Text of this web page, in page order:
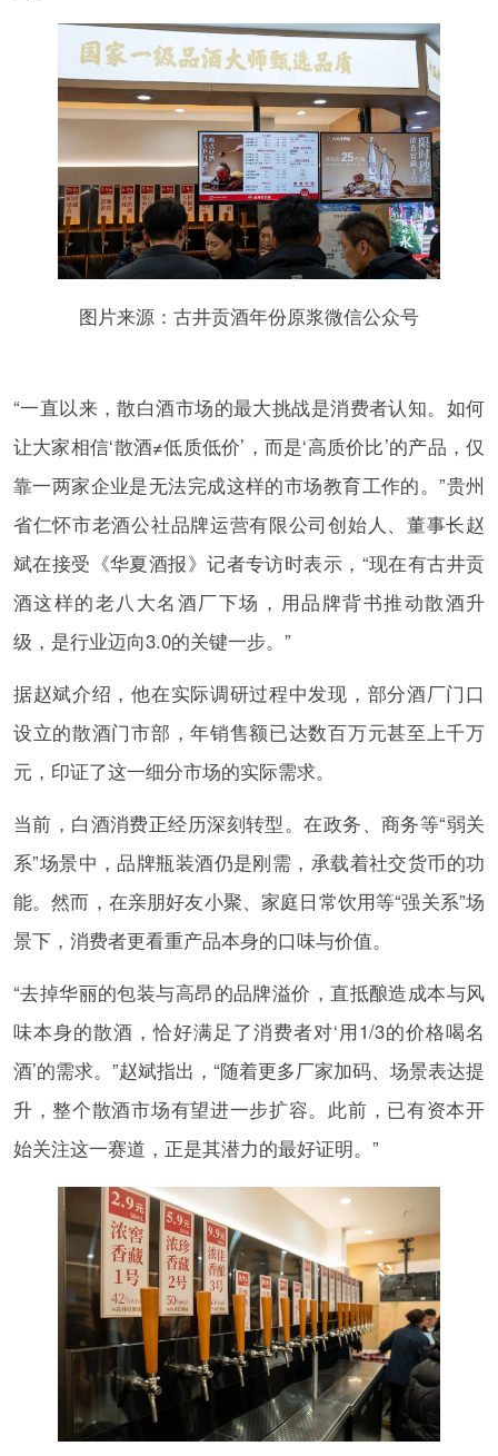
图片来源：古井贡酒年份原浆微信公众号
“一直以来，散白酒市场的最大挑战是消费者认知。如何
让大家相信‘散酒≠低质低价’，而是‘高质价比’的产品，仅
靠一两家企业是无法完成这样的市场教育工作的。”贵州
省仁怀市老酒公社品牌运营有限公司创始人、董事长赵
斌在接受《华夏酒报》记者专访时表示，“现在有古井贡
酒这样的老八大名酒厂下场，用品牌背书推动散酒升
级，是行业迈向3.0的关键一步。”
据赵斌介绍，他在实际调研过程中发现，部分酒厂门口
设立的散酒门市部，年销售额已达数百万元甚至上千万
元，印证了这一细分市场的实际需求。
当前，白酒消费正经历深刻转型。在政务、商务等“弱关
系”场景中，品牌瓶装酒仍是刚需，承载着社交货币的功
能。然而，在亲朋好友小聚、家庭日常饮用等“强关系”场
景下，消费者更看重产品本身的口味与价值。
“去掉华丽的包装与高昂的品牌溢价，直抵酿造成本与风
味本身的散酒，恰好满足了消费者对‘用1/3的价格喝名
酒’的需求。”赵斌指出，“随着更多厂家加码、场景表达提
升，整个散酒市场有望进一步扩容。此前，已有资本开
始关注这一赛道，正是其潜力的最好证明。”